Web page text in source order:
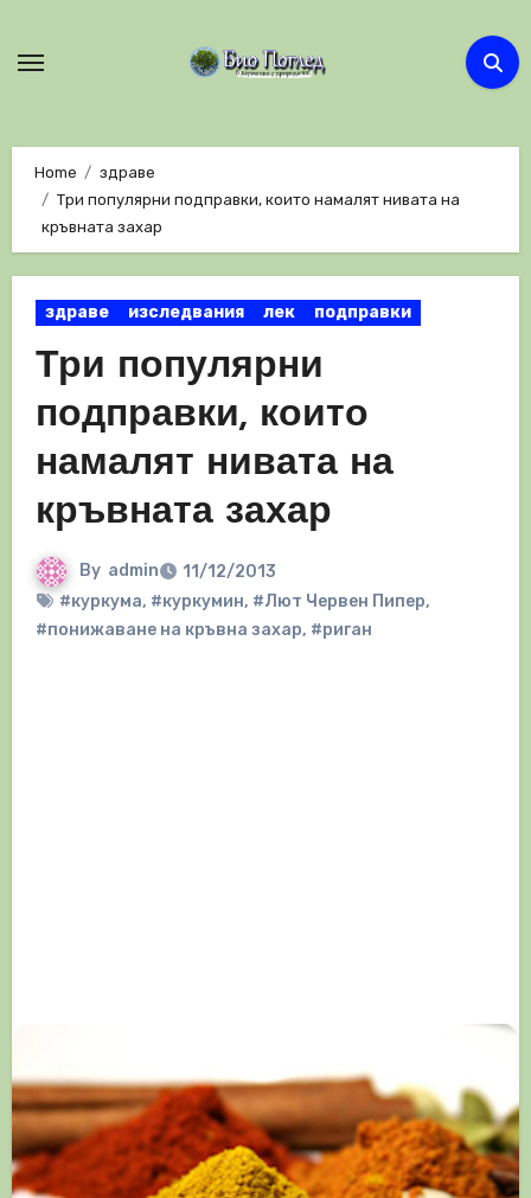
Home
здраве
Три популярни подправки, които намалят нивата на
кръвната захар
здраве изследвания лек подправки
Три популярни
подправки, които
намалят нивата на
кръвната захар
By admin
11/12/2013
#куркума, #куркумин, #Лют Червен Пипер,
#понижаване на кръвна захар, #риган